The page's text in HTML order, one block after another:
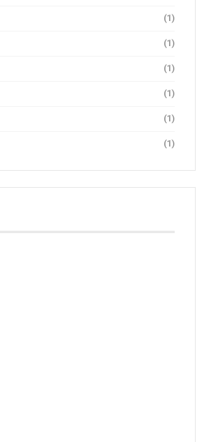
(1)
(1)
(1)
(1)
(1)
(1)